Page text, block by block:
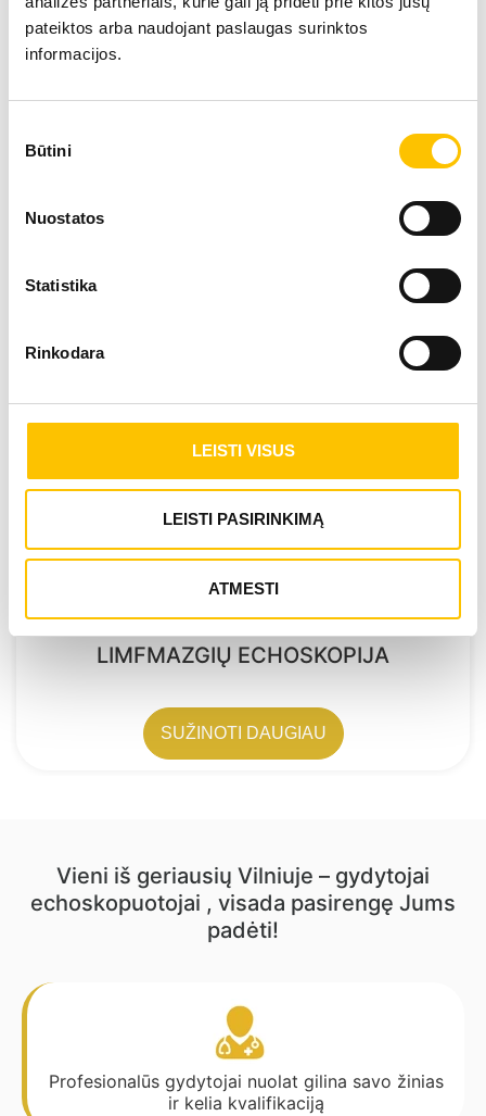
pateiktos arba naudojant paslaugas surinktos
informacijos.
pasirinkimas
Būtini
Nuostatos
Statistika
Rinkodara
LEISTI VISUS
LEISTI PASIRINKIMĄ
ATMESTI
LIMFMAZGIŲ ECHOSKOPIJA
SUŽINOTI DAUGIAU
Vieni iš geriausių Vilniuje – gydytojai
echoskopuotojai , visada pasirengę Jums
padėti!
Profesionalūs gydytojai nuolat gilina savo žinias
ir kelia kvalifikaciją